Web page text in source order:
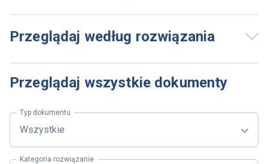
Przeglądaj według rozwiązania
Przeglądaj wszystkie dokumenty
Typ dokumentu
Wszystkie
Kategoria rozwiązanie